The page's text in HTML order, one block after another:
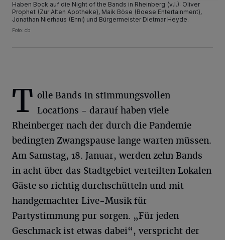
Haben Bock auf die Night of the Bands in Rheinberg (v.l.): Oliver
Prophet (Zur Alten Apotheke), Maik Böse (Boese Entertainment),
Jonathan Nierhaus (Enni) und Bürgermeister Dietmar Heyde.
Foto: cb
T olle Bands in stimmungsvollen
Locations - darauf haben viele
Rheinberger nach der durch die Pandemie
bedingten Zwangspause lange warten müssen.
Am Samstag, 18. Januar, werden zehn Bands
in acht über das Stadtgebiet verteilten Lokalen
Gäste so richtig durchschütteln und mit
handgemachter Live-Musik für
Partystimmung pur sorgen. „Für jeden
Geschmack ist etwas dabei“, verspricht der